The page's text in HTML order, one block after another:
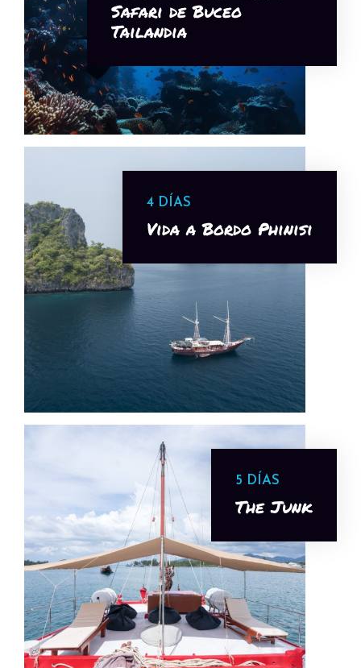
Safari de Buceo
Tailandia
4 DÍAS
Vida a Bordo Phinisi
5 DÍAS
The Junk